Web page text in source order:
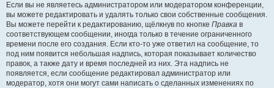
Если вы не являетесь администратором или модератором конференции,
вы можете редактировать и удалять только свои собственные сообщения.
Вы можете перейти к редактированию, щёлкнув по кнопке Правка в
соответствующем сообщении, иногда только в течение ограниченного
времени после его создания. Если кто-то уже ответил на сообщение, то
под ним появится небольшая надпись, которая показывает количество
правок, а также дату и время последней из них. Эта надпись не
появляется, если сообщение редактировал администратор или
модератор, хотя они могут сами написать о сделанных изменениях по